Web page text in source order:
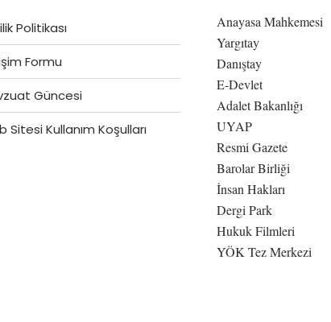
Politikası
Formu
Güncesi
Sitesi Kullanım Koşulları
Anayasa Mahkemesi
Yargıtay
Danıştay
E-Devlet
Adalet Bakanlığı
UYAP
Resmi Gazete
Barolar Birliği
İnsan Hakları
Dergi Park
Hukuk Filmleri
YÖK Tez Merkezi